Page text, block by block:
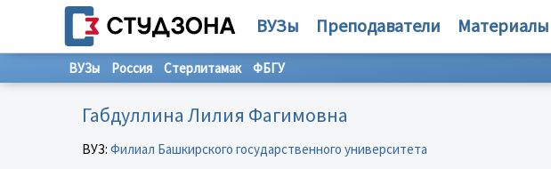
ВУЗы Преподаватели Материалы
ВУЗы Россия Стерлитамак ФБГУ
Габдуллина Лилия Фагимовна
ВУЗ: Филиал Башкирского государственного университета